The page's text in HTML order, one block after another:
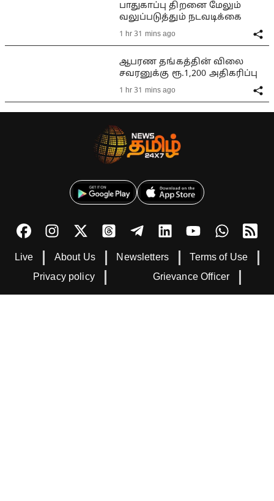
பாதுகாப்பு திறனை மேலும்
வலுப்படுத்தும் நடவடிக்கை
1 hr 31 mins ago
ஆபரண தங்கத்தின் விலை
சவரனுக்கு ரூ.1,200 அதிகரிப்பு
1 hr 31 mins ago
Live About Us Newsletters
Terms of Use
Privacy policy
Grievance Officer